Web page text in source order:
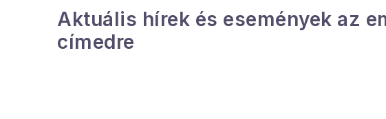
Aktuális hírek és események az
címedre